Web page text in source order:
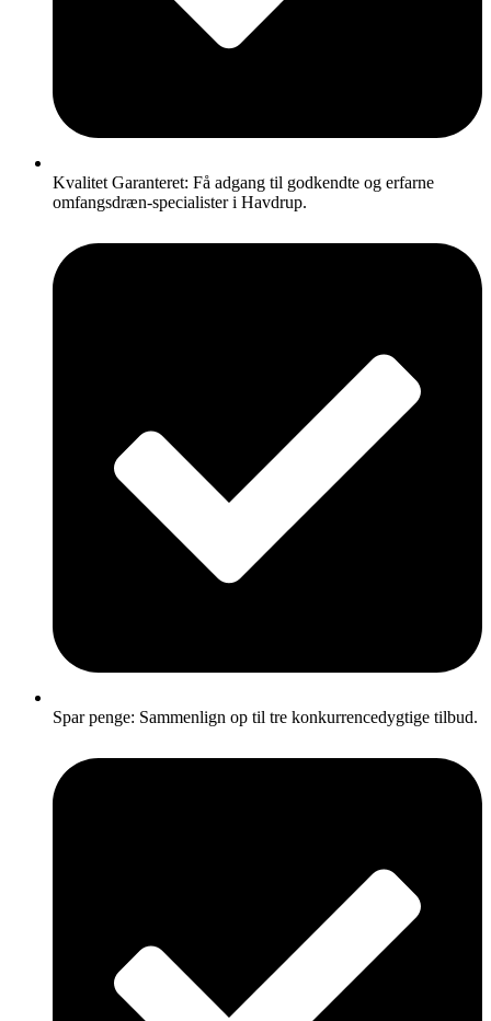
Kvalitet Garanteret: Få adgang til godkendte og erfarne
omfangsdræn-specialister i Havdrup.
Spar penge: Sammenlign op til tre konkurrencedygtige tilbud.